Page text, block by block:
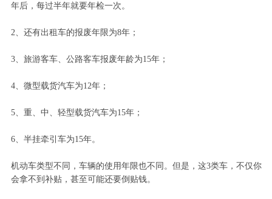
年后，每过半年就要年检一次。
2、还有出租车的报废年限为8年；
3、旅游客车、公路客车报废年龄为15年；
4、微型载货汽车为12年；
5、重、中、轻型载货汽车为15年；
6、半挂牵引车为15年。
机动车类型不同，车辆的使用年限也不同。但是，这3类车，不仅你
会拿不到补贴，甚至可能还要倒贴钱。